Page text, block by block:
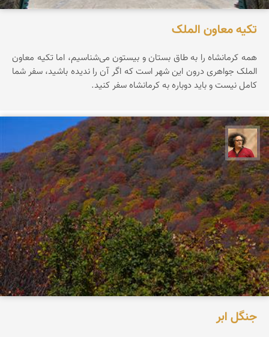
تکیه معاون الملک
همه کرمانشاه را به طاق بستان و بیستون می‌شناسیم، اما تکیه معاون
الملک جواهری درون این شهر است که اگر آن را ندیده باشید، سفر شما
کامل نیست و باید دوباره به کرمانشاه سفر کنید.
مصطفی ربیعی بهشتی
جنگل ابر